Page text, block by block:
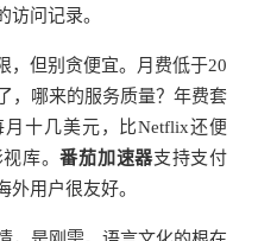
访问记录。
，但别贪便宜。月费低于20
，哪来的服务质量？年费套
十几美元，比Netflix还便
视库。番茄加速器支持支付
外用户很友好。